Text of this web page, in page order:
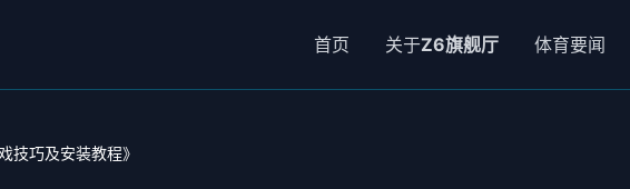
首页 关于Z6旗舰厅 体育要闻
技巧及安装教程》